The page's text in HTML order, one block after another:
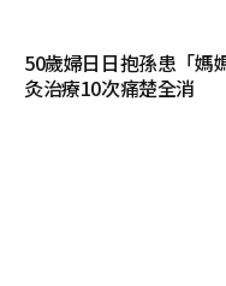
50歲婦日日抱孫患「媽
灸治療10次痛楚全消